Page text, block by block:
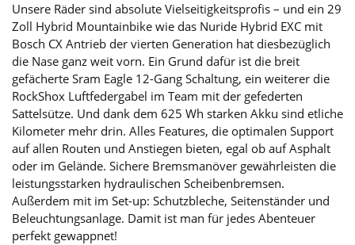
Unsere Räder sind absolute Vielseitigkeitsprofis – und ein 29
Zoll Hybrid Mountainbike wie das Nuride Hybrid EXC mit
Bosch CX Antrieb der vierten Generation hat diesbezüglich
die Nase ganz weit vorn. Ein Grund dafür ist die breit
gefächerte Sram Eagle 12-Gang Schaltung, ein weiterer die
RockShox Luftfedergabel im Team mit der gefederten
Sattelsütze. Und dank dem 625 Wh starken Akku sind etliche
Kilometer mehr drin. Alles Features, die optimalen Support
auf allen Routen und Anstiegen bieten, egal ob auf Asphalt
oder im Gelände. Sichere Bremsmanöver gewährleisten die
leistungsstarken hydraulischen Scheibenbremsen.
Außerdem mit im Set-up: Schutzbleche, Seitenständer und
Beleuchtungsanlage. Damit ist man für jedes Abenteuer
perfekt gewappnet!